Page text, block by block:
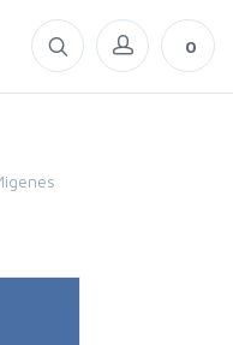
0